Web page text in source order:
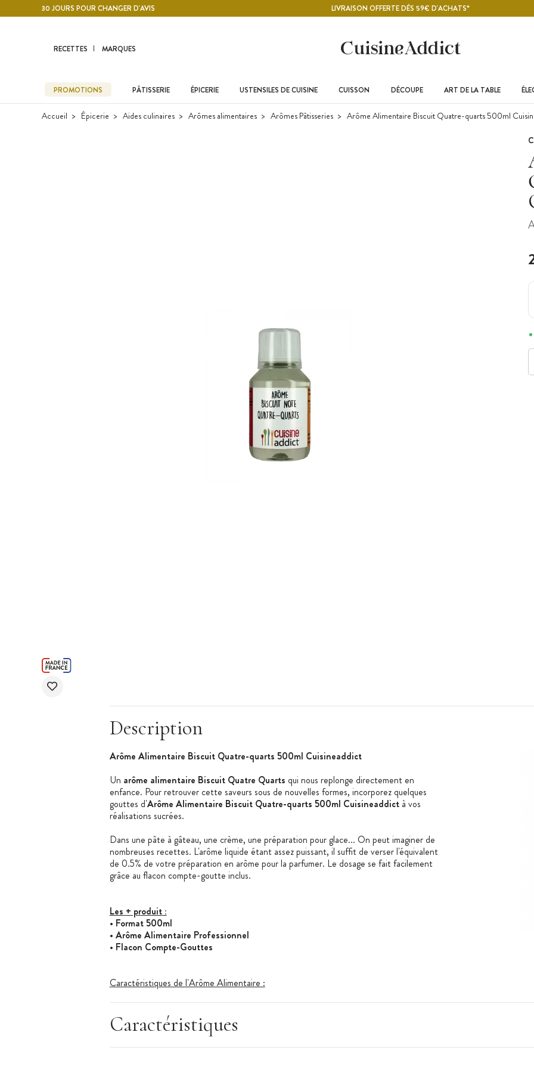
Contenu principal30 JOURS POUR CHANGER D'AVIS LIVRAISON OFFERTE DÈS 59€ D'ACHATS*
RECETTES MARQUES
PROMOTIONS PÂTISSERIE ÉPICERIE USTENSILES DE CUISINE CUISSON DÉCOUPE ART DE LA TABLE
Accueil Épicerie Aides culinaires Arômes alimentaires Arômes Pâtisseries Arôme Alimentaire Biscuit Quatre-quarts 500ml
Description
Arôme Alimentaire Biscuit Quatre-quarts 500ml Cuisineaddict
Un arôme alimentaire Biscuit Quatre Quarts qui nous replonge directement en
enfance. Pour retrouver cette saveurs sous de nouvelles formes, incorporez quelques
gouttes d'Arôme Alimentaire Biscuit Quatre-quarts 500ml Cuisineaddictà vos
réalisations sucrées.
Dans une pâte à gâteau, une crème, une préparation pour glace... On peut imaginer de
nombreuses recettes. L'arôme liquide étant assez puissant, il suffit de verser l'équivalent
de 0.5% de votre préparation en arôme pour la parfumer. Le dosage se fait facilement
grâce au flacon compte-goutte inclus.
Les + produit :
• Format 500ml
• Arôme Alimentaire Professionnel
• Flacon Compte-Gouttes
Caractéristiques de l'Arôme Alimentaire :
• Saveur :Biscuit Quatre-Quarts
• Arôme Naturel : Non
• Arôme Hydrosoluble
Caractéristiques